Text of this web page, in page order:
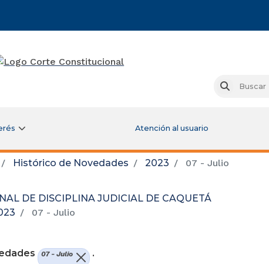
Buscar
Atención al usuario
Histórico de Novedades 2023 07 - Julio
DE DISCIPLINA JUDICIAL DE CAQUETÁ
07 - Julio
07 - Julio .